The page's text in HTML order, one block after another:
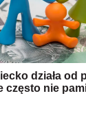
działa od
często nie